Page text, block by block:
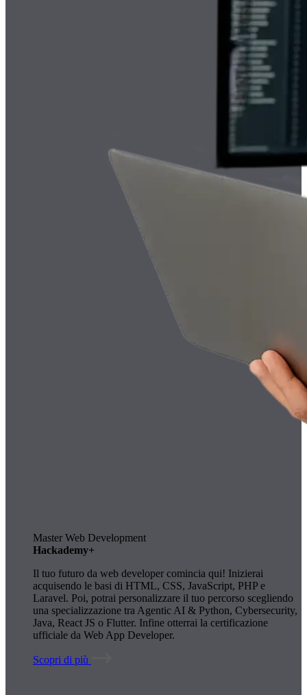
Master Web Development
Hackademy+
Il tuo futuro da web developer comincia qui! Inizierai
acquisendo le basi di HTML, CSS, JavaScript, PHP e
Laravel. Poi, potrai personalizzare il tuo percorso scegliendo
una specializzazione tra Agentic AI & Python, Cybersecurity,
Java, React JS o Flutter. Infine otterrai la certificazione
ufficiale da Web App Developer.
Scopri di più